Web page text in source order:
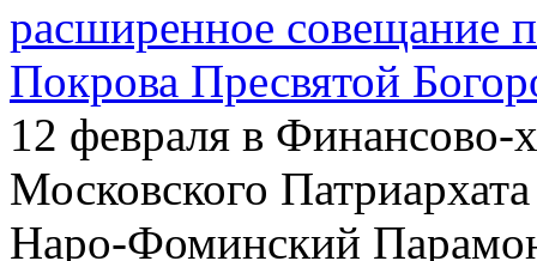
расширенное совещание
Покрова Пресвятой
12 февраля в Финансово-
Московского
Наро-Фоминский